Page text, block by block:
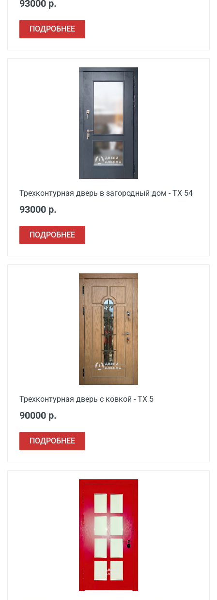
Наименование вида
Цена, руб.
двери в готовый проем
от 3500
Демонтаж старой
металлической двери
от 1000
Заделка швов
монтажной пеной
Расширение проема
93000 р.
ПОДРОБНЕЕ
Трехконтурная дверь в загородный дом - ТХ 54
93000 р.
ПОДРОБНЕЕ
Трехконтурная дверь с ковкой - ТХ 5
90000 р.
ПОДРОБНЕЕ